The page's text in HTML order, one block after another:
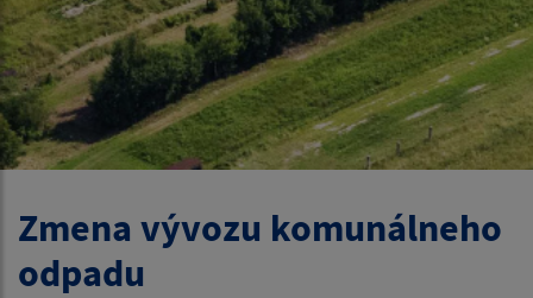
Zmena vývozu komunálneho
odpadu